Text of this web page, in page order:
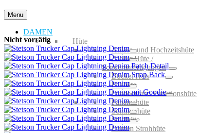
Menu
DAMEN
Hüte
Anlass- und Hochzeitshüte
Atelier Hüte /
Sonderanfertigungen
Bucket Hats
Filzhüte
Outdoor und Funktionshüte
Panamahüte
Sommerhüte
Stoffhüte
Damen Strohhüte
Nicht vorrätig